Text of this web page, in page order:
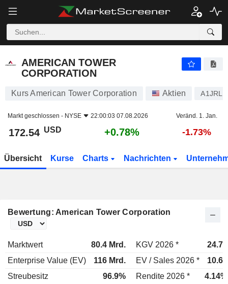
AMERICAN TOWER
CORPORATION
Kurs American Tower Corporation Aktien A1JRLA
Markt geschlossen - NYSE 22:00:03 07.08.2026 Veränd. 1. Jan.
172.54 USD +0.78% -1.73%
Übersicht Kurse Charts Nachrichten
Bewertung: American Tower Corporation
Marktwert 80.4 Mrd. KGV 2026 *
24.7x
Enterprise Value (EV)
116 Mrd. EV / Sales 2026 *
10.6x
Streubesitz
96.9% Rendite 2026 * 4.14%